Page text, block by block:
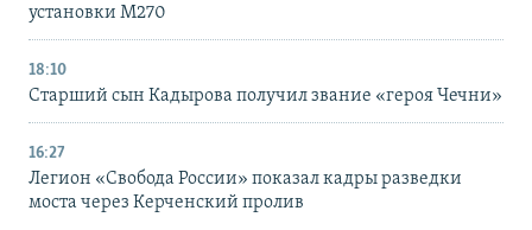
установки M270
18:10
Старший сын Кадырова получил звание «героя Чечни»
16:27
Легион «Свобода России» показал кадры разведки
моста через Керченский пролив